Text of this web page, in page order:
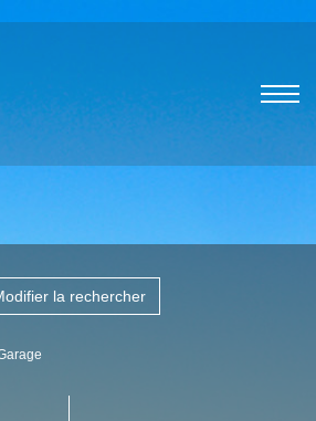
la rechercher